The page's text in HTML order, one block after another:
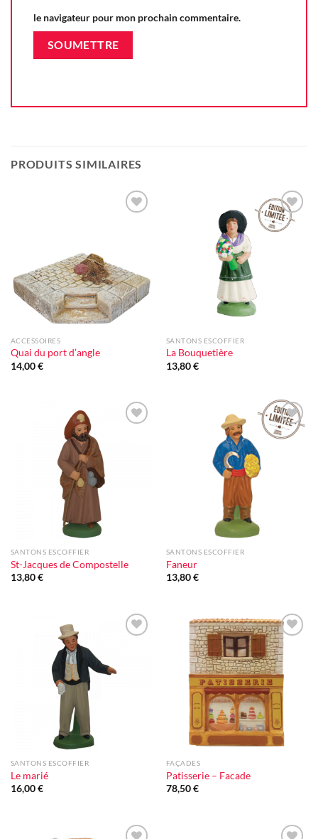
le navigateur pour mon prochain commentaire.
PRODUITS SIMILAIRES
ACCESSOIRES
Quai du port d’angle
14,00€
Ajouter
à la liste
SANTONS ESCOFFIER
La Bouquetière
13,80€
SANTONS ESCOFFIER
St-Jacques de Compostelle
13,80€
Ajouter
SANTONS ESCOFFIER
Faneur
13,80€
SANTONS ESCOFFIER
Le marié
16,00€
Ajouter
à la liste
d'envie
FAÇADES
Patisserie – Facade
78,50€